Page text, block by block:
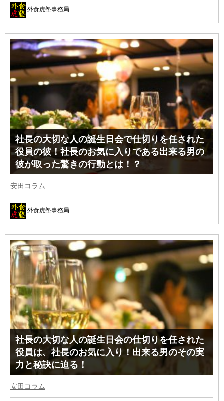
外食虎塾事務局
社長の大切な人の誕生日会で仕切りを任された
役員の彼！社長のお気に入りである出来る男の
彼が取った驚きの行動とは！？
安田コラム
外食虎塾事務局
社長の大切な人の誕生日会の仕切りを任された
役員は、社長のお気に入り！出来る男のその実
力と秘訣に迫る！
安田コラム